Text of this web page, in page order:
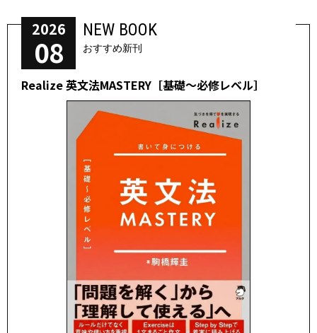
2026
08
NEW BOOK
おすすめ新刊
Realize 英文法MASTERY［基礎～必修レベル］